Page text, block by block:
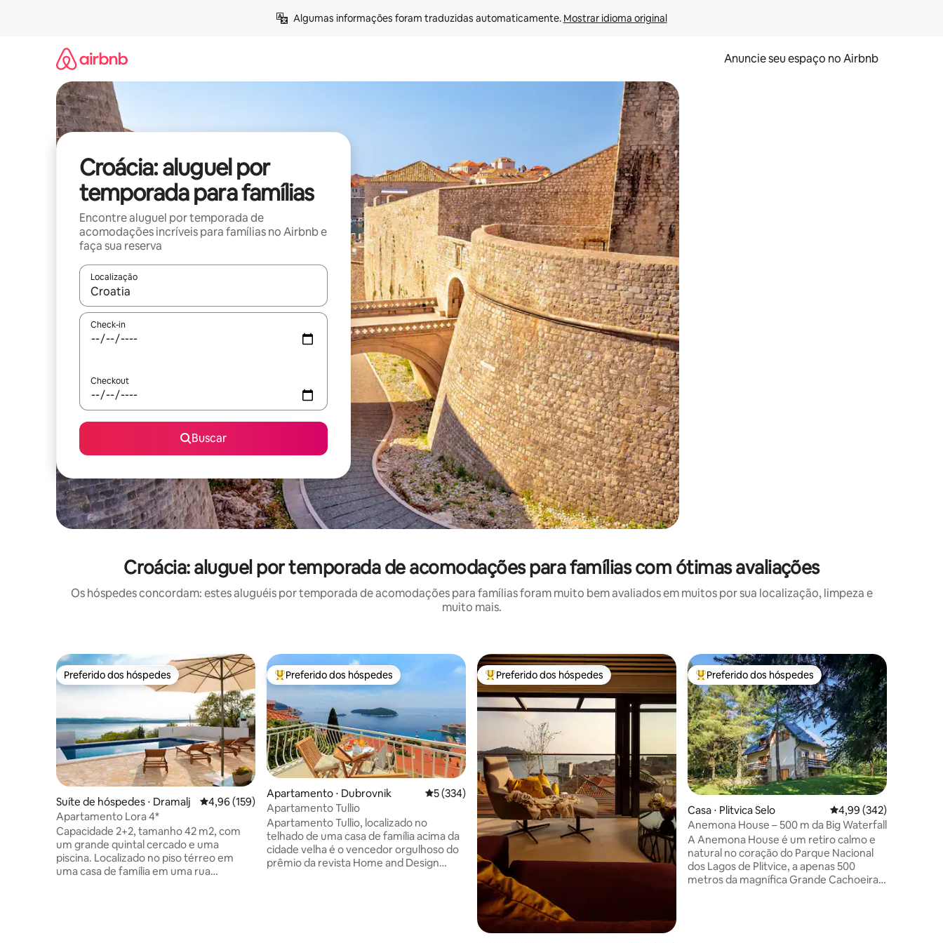
Algumas informações foram traduzidas automaticamente. Mostrar idioma original
Anuncie seu espaço no Airbnb
Croácia: aluguel por
temporada para famílias
Encontre aluguel por temporada de
acomodações incríveis para famílias no Airbnb e
faça sua reserva
Localização
Quando os resultados estiverem disponíveis, explore-os usando as seta para cima e para baixo do teclado ou tocando e deslizando o dedo na tela.
Check-in
Checkout
Buscar
Croácia: aluguel por temporada de acomodações para famílias com ótimas avaliações
Os hóspedes concordam: estes aluguéis por temporada de acomodações para famílias foram muito bem avaliados em muitos por sua localização, limpeza e
muito mais.
Preferido dos hóspedes
Preferido dos hóspedes
Suíte de hóspedes ⋅ Dramalj 4,96 de uma avaliação média de 5, 159 avaliações
4,96 (159)
Apartamento Lora 4*
Capacidade 2+2, tamanho 42 m2, com
um grande quintal cercado e uma
piscina. Localizado no piso térreo em
uma casa de família em uma rua
Entre os melhores preferidos dos hóspedes
Preferido dos hóspedes
Apartamento ⋅ Dubrovnik 5 de uma avaliação média de 5, 334 avaliações
5 (334)
Apartamento Tullio
Apartamento Tullio, localizado no
telhado de uma casa de família acima da
cidade velha é o vencedor orgulhoso do
prêmio da revista Home and Design
Entre os melhores preferidos dos hóspedes
Preferido dos hóspedes Entre os melhores preferidos dos hóspedes
Preferido dos hóspedes
Casa ⋅ Plitvica Selo 4,99 de uma avaliação
4,99 (342)
Anemona House – 500 m da Big Waterfall
A Anemona House é um retiro calmo e
natural no coração do Parque Nacional
dos Lagos de Plitvice, a apenas 500
metros da magnífica Grande Cachoeira,